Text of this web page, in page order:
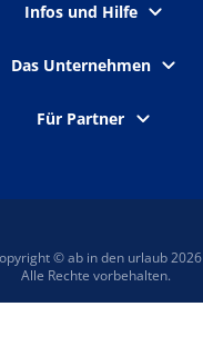
Infos und Hilfe
Das Unternehmen
Für Partner
© ab in den urlaub 2026
Alle Rechte vorbehalten.